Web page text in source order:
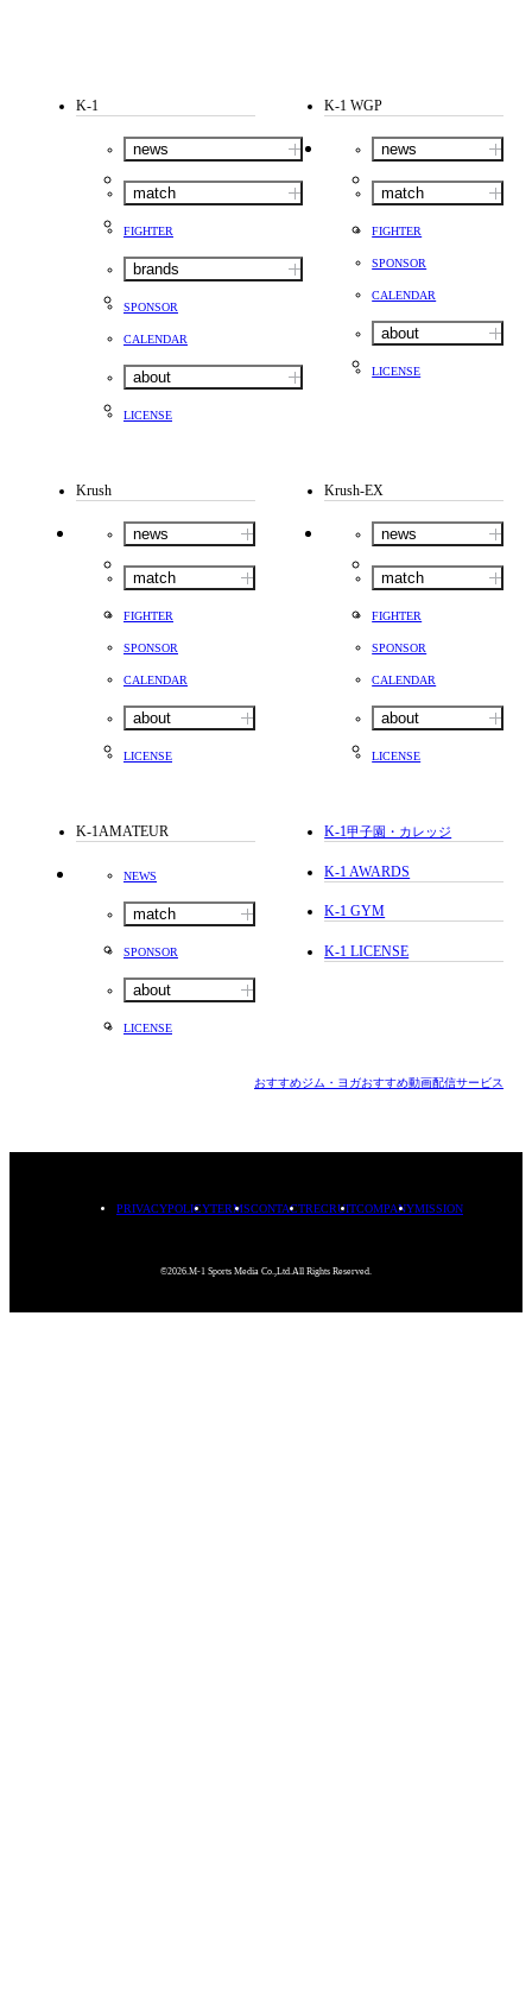
K-1
news
match
FIGHTER
brands
SPONSOR
CALENDAR
about
LICENSE
K-1 WGP
news
match
FIGHTER
SPONSOR
CALENDAR
about
LICENSE
Krush
news
match
FIGHTER
SPONSOR
CALENDAR
about
LICENSE
Krush-EX
news
match
FIGHTER
SPONSOR
CALENDAR
about
LICENSE
K-1AMATEUR
NEWS
match
SPONSOR
about
LICENSE
K-1甲子園・カレッジ
K-1 AWARDS
K-1 GYM
K-1 LICENSE
おすすめジム・ヨガおすすめ動画配信サービス
PRIVACYPOLICYTERMSCONTACTRECRUITCOMPANYMISSION
©2026.M-1 Sports Media Co.,Ltd.All Rights Reserved.